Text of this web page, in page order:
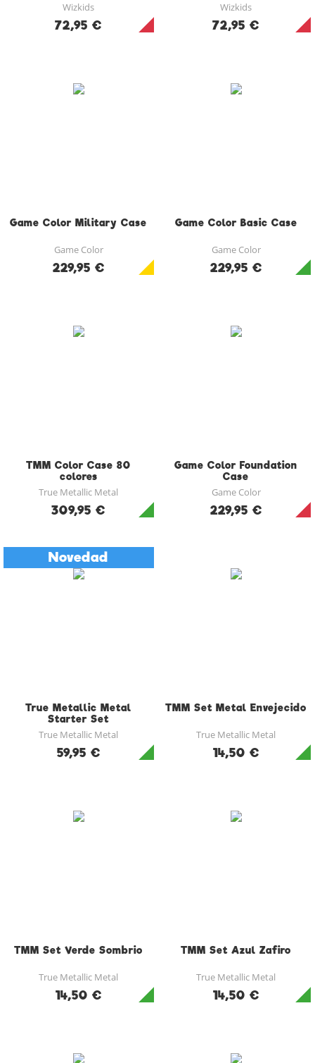
Wizkids
72,95 €
Wizkids
72,95 €
Game Color Military Case
Game Color
229,95 €
Game Color Basic Case
Game Color
229,95 €
TMM Color Case 80
colores
True Metallic Metal
309,95 €
Game Color Foundation
Case
Game Color
229,95 €
True Metallic Metal
Starter Set
True Metallic Metal
59,95 €
Novedad
TMM Set Metal Envejecido
True Metallic Metal
14,50 €
TMM Set Verde Sombrio
True Metallic Metal
14,50 €
TMM Set Azul Zafiro
True Metallic Metal
14,50 €